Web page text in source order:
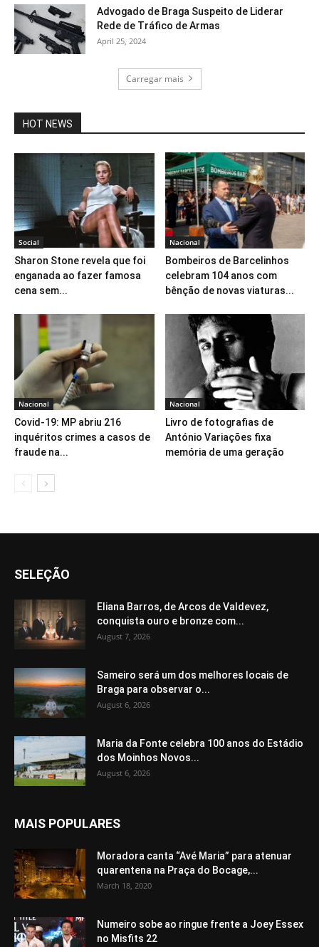
Advogado de Braga Suspeito de Liderar
Rede de Tráfico de Armas
April 25, 2024
Carregar mais
HOT NEWS
Social
Sharon Stone revela que foi
enganada ao fazer famosa
cena sem...
Nacional
Bombeiros de Barcelinhos
celebram 104 anos com
bênção de novas viaturas...
Nacional
Covid-19: MP abriu 216
inquéritos crimes a casos de
fraude na...
Nacional
Livro de fotografias de
António Variações fixa
memória de uma geração
SELEÇÃO
Eliana Barros, de Arcos de Valdevez,
conquista ouro e bronze com...
August 7, 2026
Sameiro será um dos melhores locais de
Braga para observar o...
August 6, 2026
Maria da Fonte celebra 100 anos do Estádio
dos Moinhos Novos...
August 6, 2026
MAIS POPULARES
Moradora canta “Avé Maria” para atenuar
quarentena na Praça do Bocage,...
March 18, 2020
Numeiro sobe ao ringue frente a Joey Essex
no Misfits 22